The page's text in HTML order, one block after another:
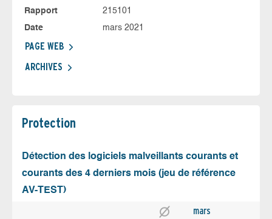
Rapport
215101
Date
mars 2021
PAGE WEB
ARCHIVES
Protection
Détection des logiciels malveillants courants et
courants des 4 derniers mois (jeu de référence
AV-TEST)
mars